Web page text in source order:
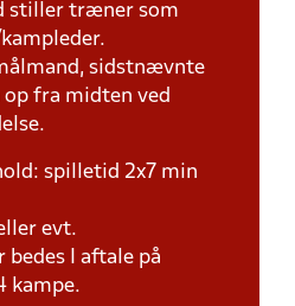
stiller træner som
sidstnævnte
fra midten ved
spilletid 2x7 min
evt.
bedes I aftale på
kampe.